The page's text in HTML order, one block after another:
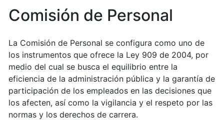
Comisión de Personal
La Comisión de Personal se configura como uno de
los instrumentos que ofrece la Ley 909 de 2004, por
medio del cual se busca el equilibrio entre la
eficiencia de la administración pública y la garantía de
participación de los empleados en las decisiones que
los afecten, así como la vigilancia y el respeto por las
normas y los derechos de carrera.